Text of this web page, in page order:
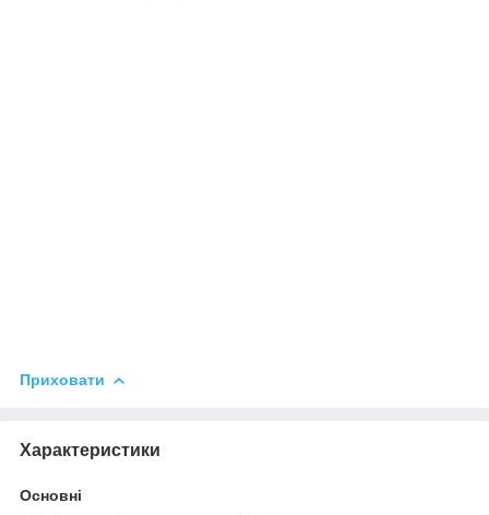
Приховати
Характеристики
Основні